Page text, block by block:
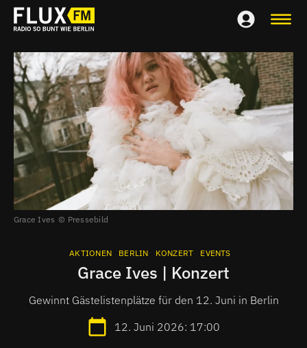
Grace Ives Pressebild
AKTIONEN BERLIN KONZERT EVENTS
Grace Ives | Konzert
Gewinnt Gästelistenplätze für den 12. Juni in Berlin
12. Juni 2026: 17:00